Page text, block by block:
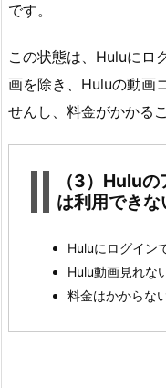
です。
この状態は、Huluにロ
画を除き、Huluの動画
せんし、料金がかかる
（3）Hulu
は利用できな
Huluにログイン
Hulu動画見れな
料金はかからな